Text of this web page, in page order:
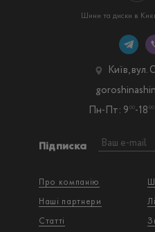
Шини та диски в
Про компанію
Наші партнери
Статті
Підписка
Київ, вул.
Пн-Пт: 9 00-18 00